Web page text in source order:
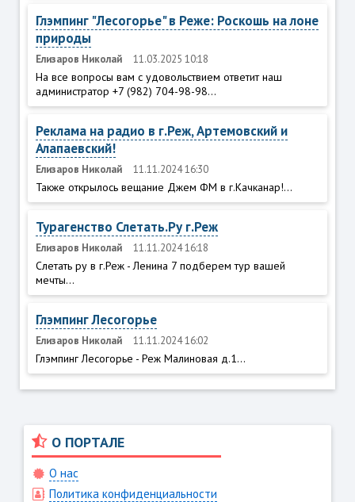
Глэмпинг "Лесогорье" в Реже: Роскошь на лоне
природы
Елизаров Николай 11.03.2025 10:18
На все вопросы вам с удовольствием ответит наш
администратор +7 (982) 704-98-98...
Реклама на радио в г.Реж, Артемовский и
Алапаевский!
Елизаров Николай 11.11.2024 16:30
Также открылось вещание Джем ФМ в г.Качканар!...
Турагенство Слетать.Ру г.Реж
Елизаров Николай 11.11.2024 16:18
Слетать ру в г.Реж - Ленина 7 подберем тур вашей
мечты...
Глэмпинг Лесогорье
Елизаров Николай 11.11.2024 16:02
Глэмпинг Лесогорье - Реж Малиновая д.1...
О ПОРТАЛЕ
О нас
Политика конфиденциальности